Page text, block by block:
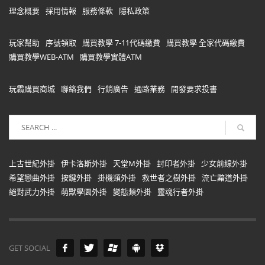
理念概要 採用情報 服務條款 隱私政策
玩家幫助 序號領取 購買教學 7-11代碼繳費
購買教學 全家代碼繳費
購買教學WEB-ATM
購買教學實體ATM
玩霸購買商城 聯絡我們 行銷廣告 通路業務 開發要求投書
上古世紀外掛 伊卡洛斯外掛 天堂M外掛 封印者外掛
少女前線外掛
希望戀曲外掛 按鍵外掛 掛機類外掛 救世者之樹外掛 流亡黯道外掛
絕對武力外掛 萌獸學園外掛 變態類外掛 靈魂行者外掛
GET SOCIAL